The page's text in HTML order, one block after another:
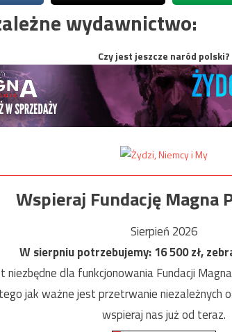
wydawnictwo:
Czy jest jeszcze naród polski?
Wspieraj Fundację Magna
Sierpień 2026
W sierpniu potrzebujemy:16 500zł,
dla funkcjonowania Fundacji
jak ważne jest przetrwanie niezależnych
wspieraj nas już od teraz.